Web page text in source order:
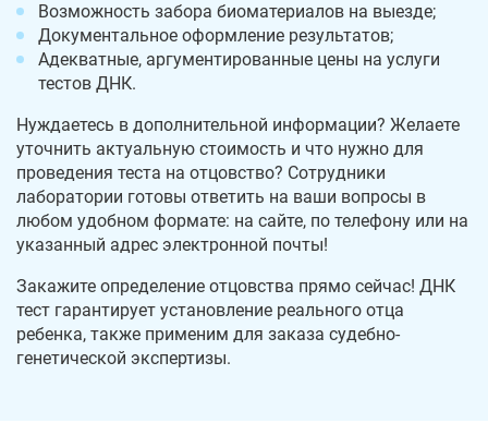
Возможность забора биоматериалов на выезде;
Документальное оформление результатов;
Адекватные, аргументированные цены на услуги
тестов ДНК.
Нуждаетесь в дополнительной информации? Желаете
уточнить актуальную стоимость и что нужно для
проведения теста на отцовство? Сотрудники
лаборатории готовы ответить на ваши вопросы в
любом удобном формате: на сайте, по телефону или на
указанный адрес электронной почты!
Закажите определение отцовства прямо сейчас! ДНК
тест гарантирует установление реального отца
ребенка, также применим для заказа судебно-
генетической экспертизы.